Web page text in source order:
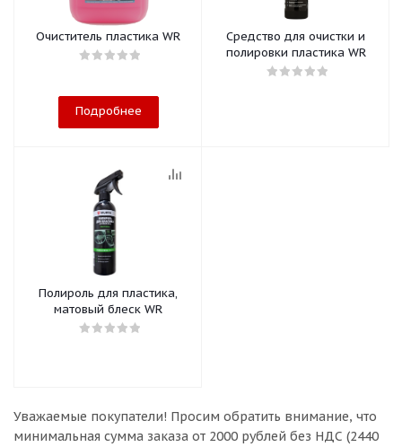
Очиститель пластика WR
Подробнее
Средство для очистки и
полировки пластика WR
Полироль для пластика,
матовый блеск WR
Уважаемые покупатели! Просим обратить внимание, что
минимальная сумма заказа от 2000 рублей без НДС (2440